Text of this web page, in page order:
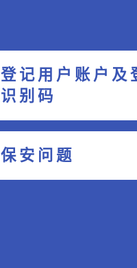
登 记 用 户 账 户 及
识 别 码
保 安 问 题